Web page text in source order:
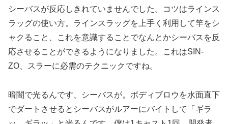
シーバスが反応しきれていませんでした。コツはラインス
ラッグの使い方。ラインスラッグを上手く利用して竿をシ
ャクること、これを意識することでなんとかシーバスを反
応させることができるようになりました。これはSIN-
ZO、スラーに必需のテクニックですね。
暗闇で光るんです、シーバスが。ボディブロウを水面直下
でダートさせるとシーバスがルアーにバイトして「ギラ